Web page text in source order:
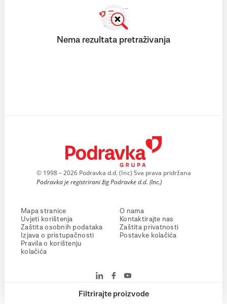
Filtrirajte proizvode
Nema rezultata pretraživanja
© 1998 – 2026 Podravka d.d. (Inc) Sva prava pridržana
Podravka je registrirani žig Podravke d.d. (Inc.)
Mapa stranice
Uvjeti korištenja
Zaštita osobnih podataka
Izjava o pristupačnosti
Pravila o korištenju
kolačića
O nama
Kontaktirajte nas
Zaštita privatnosti
Postavke kolačića